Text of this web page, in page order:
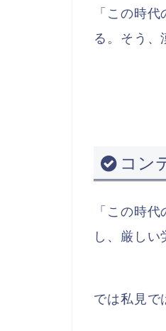
「この時
る。そう、
コン
「この時
し、厳しい
では私見で